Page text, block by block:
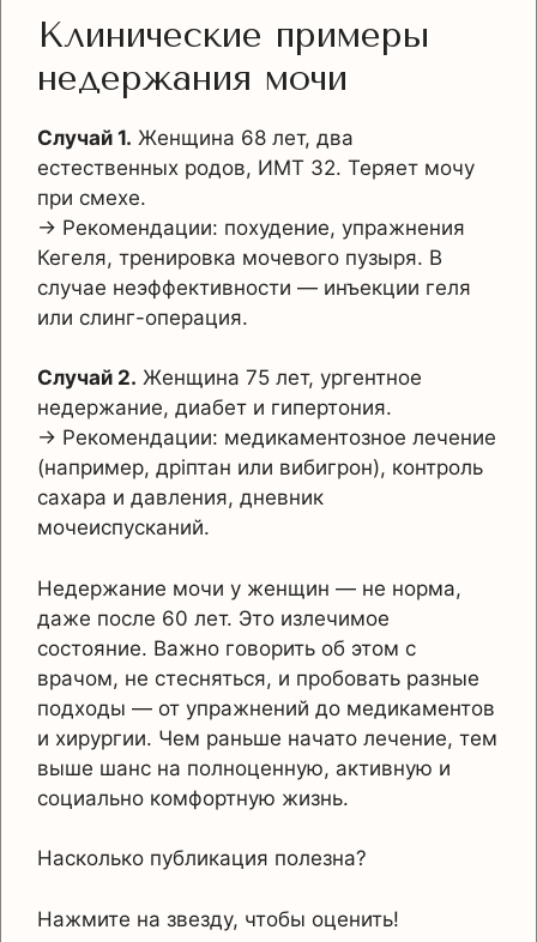
Клинические примеры
недержания мочи
Случай 1. Женщина 68 лет, два
естественных родов, ИМТ 32. Теряет мочу
при смехе.
→ Рекомендации: похудение, упражнения
Кегеля, тренировка мочевого пузыря. В
случае неэффективности — инъекции геля
или слинг-операция.
Случай 2. Женщина 75 лет, ургентное
недержание, диабет и гипертония.
→ Рекомендации: медикаментозное лечение
(например, дріптан или вибигрон), контроль
сахара и давления, дневник
мочеиспусканий.
Недержание мочи у женщин — не норма,
даже после 60 лет. Это излечимое
состояние. Важно говорить об этом с
врачом, не стесняться, и пробовать разные
подходы — от упражнений до медикаментов
и хирургии. Чем раньше начато лечение, тем
выше шанс на полноценную, активную и
социально комфортную жизнь.
Насколько публикация полезна?
Нажмите на звезду, чтобы оценить!